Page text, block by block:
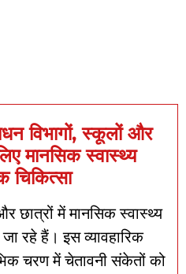
विभागों, स्कूलों और
मानसिक स्वास्थ्य
चिकित्सा
छात्रों में मानसिक स्वास्थ्य
रहे हैं। इस व्यावहारिक
चरण में चेतावनी संकेतों को